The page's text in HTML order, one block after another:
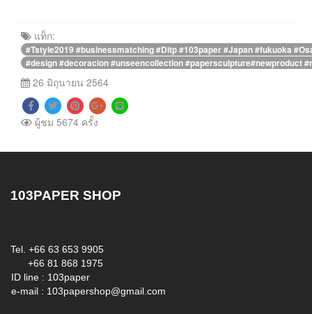
แท็ก:
#Tstyle2019 #businessmatching #Ditp #103paper #Japan #fukuoka
#design #decoracion #unseencollection
26 มิถุนายน 2564
ผู้ชม 5674 ครั้ง
103PAPER SHOP
Tel. +66 63 653 9905
+66 81 868 1975
ID line : 103paper
e-mail : 103papershop@gmail.com